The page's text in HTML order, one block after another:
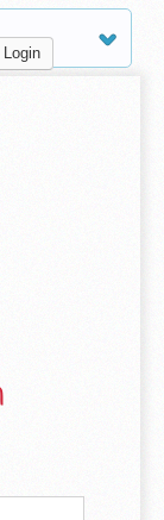
Login